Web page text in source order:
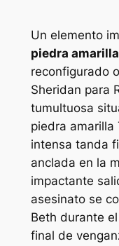
Un elemento
piedra amarilla
reconfigurado
Sheridan para
tumultuosa
piedra amarilla
intensa tanda
anclada en la
impactante
asesinato se
Beth durante
final de